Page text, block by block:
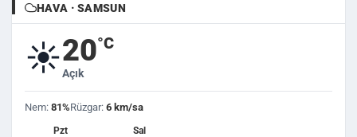
HAVA · SAMSUN
☀️20°C
Açık
Nem: 81%Rüzgar: 6 km/sa
Pzt Sal